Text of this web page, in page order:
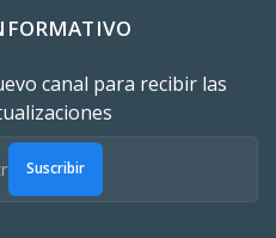
canal para recibir las
Suscribir